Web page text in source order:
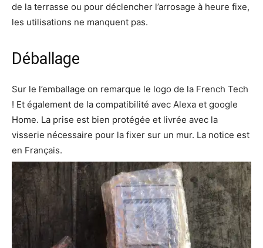
de la terrasse ou pour déclencher l’arrosage à heure fixe,
les utilisations ne manquent pas.
Déballage
Sur le l’emballage on remarque le logo de la French Tech
! Et également de la compatibilité avec Alexa et google
Home. La prise est bien protégée et livrée avec la
visserie nécessaire pour la fixer sur un mur. La notice est
en Français.